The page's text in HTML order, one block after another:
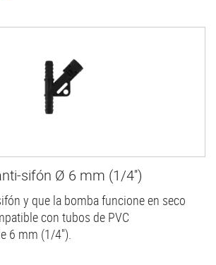
sifón Ø 6 mm (1/4'')
y que la bomba funcione en seco
con tubos de PVC
6 mm (1/4'').